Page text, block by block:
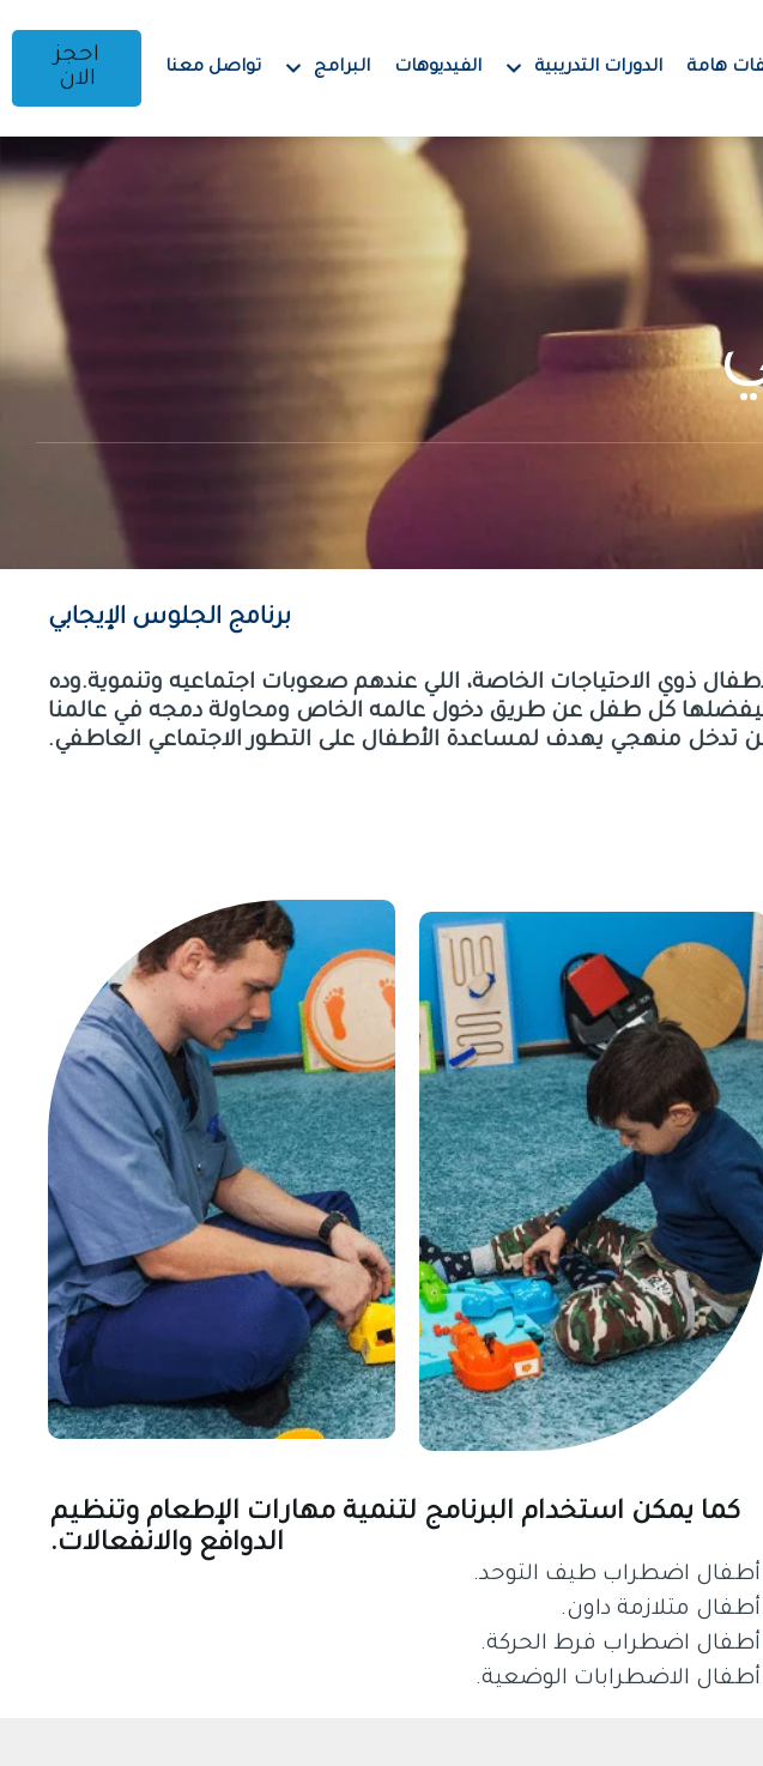
احجز
الان
تواصل معنا البرامج الفيديوهات الدورات التدريبية هامة
برنامج الجلوس الإيجابي
ذوي الاحتياجات الخاصة، اللي عندهم صعوبات اجتماعيه وتنموية.وده
كل طفل عن طريق دخول عالمه الخاص ومحاولة دمجه في عالمنا
عن تدخل منهجي يهدف لمساعدة الأطفال على التطور الاجتماعي العاطفي.
كما يمكن استخدام البرنامج لتنمية مهارات الإطعام وتنظيم
الدوافع والانفعالات.
أطفال اضطراب طيف التوحد.
أطفال متلازمة داون.
أطفال اضطراب فرط الحركة.
أطفال الاضطرابات الوضعية.